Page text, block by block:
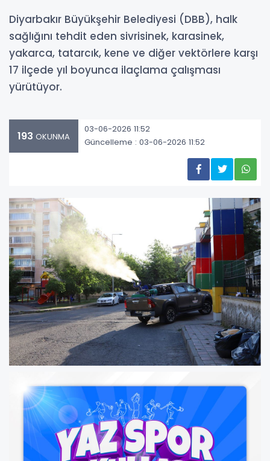
Diyarbakır Büyükşehir Belediyesi (DBB), halk
sağlığını tehdit eden sivrisinek, karasinek,
yakarca, tatarcık, kene ve diğer vektörlere karşı
17 ilçede yıl boyunca ilaçlama çalışması
yürütüyor.
193 OKUNMA
03-06-2026 11:52
Güncelleme : 03-06-2026 11:52